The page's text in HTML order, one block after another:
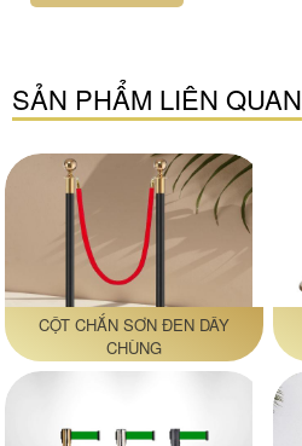
SẢN PHẨM LIÊN QUAN
CỘT CHẮN SƠN ĐEN DÂY
CHÙNG